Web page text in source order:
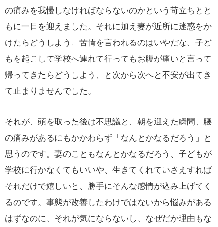
の痛みを我慢しなければならないのかという苛立ちとと
もに一日を迎えました。それに加え妻が近所に迷惑をか
けたらどうしよう、苦情を言われるのはいやだな、子ど
もを起こして学校へ連れて行ってもお腹が痛いと言って
帰ってきたらどうしよう、と次から次へと不安が出てき
て止まりませんでした。
それが、頭を取った後は不思議と、朝を迎えた瞬間、腰
の痛みがあるにもかかわらず「なんとかなるだろう」と
思うのです。妻のこともなんとかなるだろう、子どもが
学校に行かなくてもいいや、生きてくれていさえすれば
それだけで嬉しいと、勝手にそんな感情が込み上げてく
るのです。事態が改善したわけではないから悩みがある
はずなのに、それが気にならないし、なぜだか理由もな